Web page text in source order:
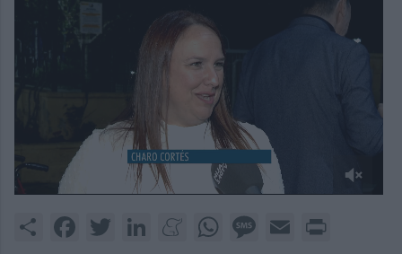
1
Share FacebookTwitter LinkedInMeneameWhatsAppMessage
Email